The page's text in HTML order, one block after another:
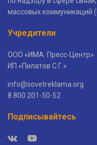
массовых коммуникаций
Учредители
ООО «ИМА. Пресс-Центр»
ИП «Пилатов С.Г.»
info@sovetreklama.org
8 800 201-50-52
Подписывайтесь